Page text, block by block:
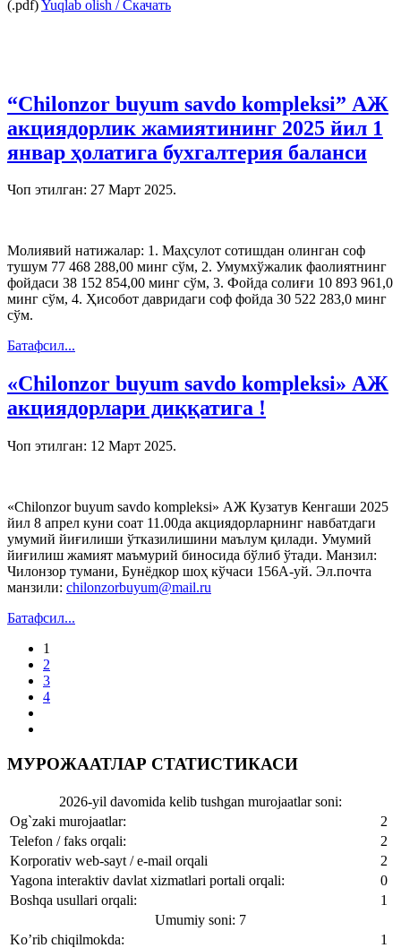
(.pdf)Yuqlab olish / Скачать
“Chilonzor buyum savdo komplеksi” АЖ
акциядорлик жамиятининг 2025 йил 1
январ ҳолатига бухгалтерия баланси
Чоп этилган: 27 Март 2025.
Молиявий натижалар: 1. Маҳсулот сотишдан олинган соф
тушум 77 468 288,00 минг сўм, 2. Умумхўжалик фаолиятнинг
фойдаси 38 152 854,00 минг сўм, 3. Фойда солиғи 10 893 961,0
минг сўм, 4. Ҳисобот давридаги соф фойда 30 522 283,0 минг
сўм.
Батафсил...
«Chilonzor buyum savdo komplеksi» АЖ
акциядорлари диққатига !
Чоп этилган: 12 Март 2025.
«Chilonzor buyum savdo komplеksi» АЖ Кузатув Кенгаши 2025
йил 8 апрел куни соат 11.00да акциядорларнинг навбатдаги
умумий йиғилиши ўтказилишини маълум қилади. Умумий
йиғилиш жамият маъмурий биносида бўлиб ўтади. Манзил:
Чилонзор тумани, Бунёдкор шоҳ кўчаси 156А-уй. Эл.почта
манзили: chilonzorbuyum@mail.ru
Батафсил...
1
2
3
4
МУРОЖААТЛАР СТАТИСТИКАСИ
2026-yil davomida kelib tushgan murojaatlar soni:
Og`zaki murojaatlar:
2
Telefon / faks orqali:
2
Korporativ web-sayt / e-mail orqali
2
Yagona interaktiv davlat xizmatlari portali orqali:
0
Boshqa usullari orqali:
1
Umumiy soni: 7
Ko’rib chiqilmokda:
1